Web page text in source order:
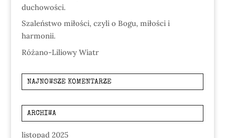
duchowości.
Szaleństwo miłości, czyli o Bogu, miłości i
harmonii.
Różano-Liliowy Wiatr
NAJNOWSZE KOMENTARZE
ARCHIWA
listopad 2025